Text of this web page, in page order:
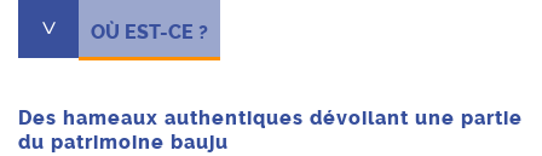
^ OÙ EST-CE ?
Des hameaux authentiques dévoilant une partie
du patrimoine bauju